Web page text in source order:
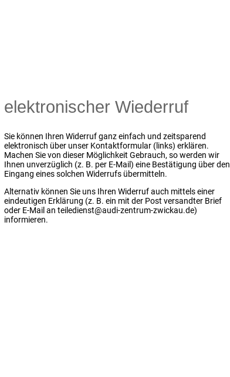
elektronischer Wiederruf
Sie können Ihren Widerruf ganz einfach und zeitsparend
elektronisch über unser Kontaktformular (links) erklären.
Machen Sie von dieser Möglichkeit Gebrauch, so werden wir
Ihnen unverzüglich (z. B. per E-Mail) eine Bestätigung über den
Eingang eines solchen Widerrufs übermitteln.
Alternativ können Sie uns Ihren Widerruf auch mittels einer
eindeutigen Erklärung (z. B. ein mit der Post versandter Brief
oder E-Mail an teiledienst@audi-zentrum-zwickau.de)
informieren.